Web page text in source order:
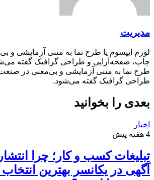
مدیریت
لورم ایپسوم یا طرح‌ نما به متنی آزمایشی و
چاپ، صفحه‌آرایی و طراحی گرافیک گفته
طرح‌ نما به متنی آزمایشی و بی‌معنی در
طراحی گرافیک گفته می‌شود.
بعدی را بخوانید
اخبار
4 هفته پیش
تبلیغات کسب و کار؛ چرا انتشار
آگهی در یکانسر بهترین